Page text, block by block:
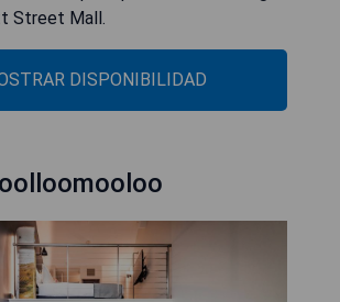
Street Mall.
DISPONIBILIDAD